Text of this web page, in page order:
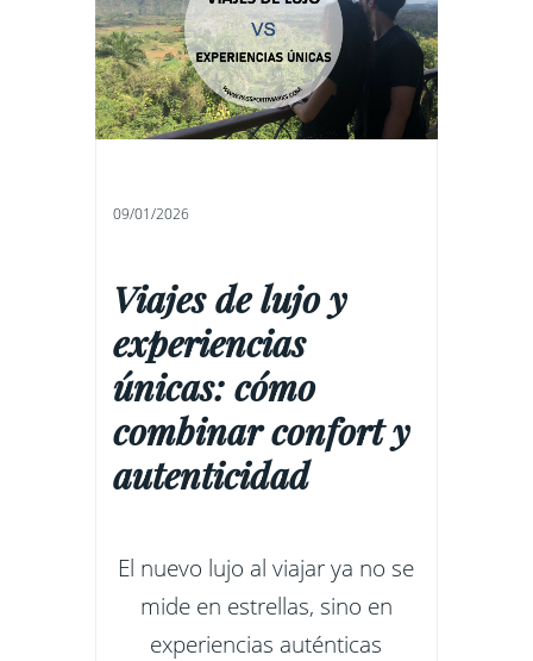
09/01/2026
Viajes de lujo y
experiencias
únicas: cómo
combinar confort y
autenticidad
El nuevo lujo al viajar ya no se
mide en estrellas, sino en
experiencias auténticas